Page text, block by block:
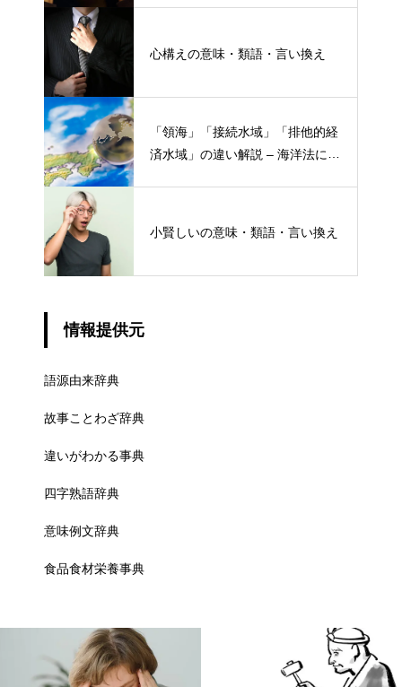
心構えの意味・類語・言い換え
「領海」「接続水域」「排他的経
済水域」の違い解説 – 海洋法にお
小賢しいの意味・類語・言い換え
情報提供元
語源由来辞典
故事ことわざ辞典
違いがわかる事典
四字熟語辞典
意味例文辞典
食品食材栄養事典